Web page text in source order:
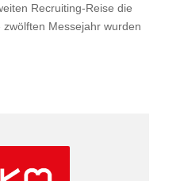
Recruiting-Reise die
Messejahr wurden